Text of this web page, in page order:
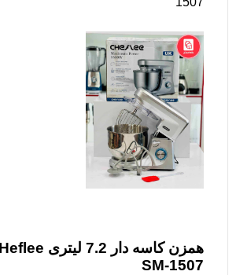
SM-1507